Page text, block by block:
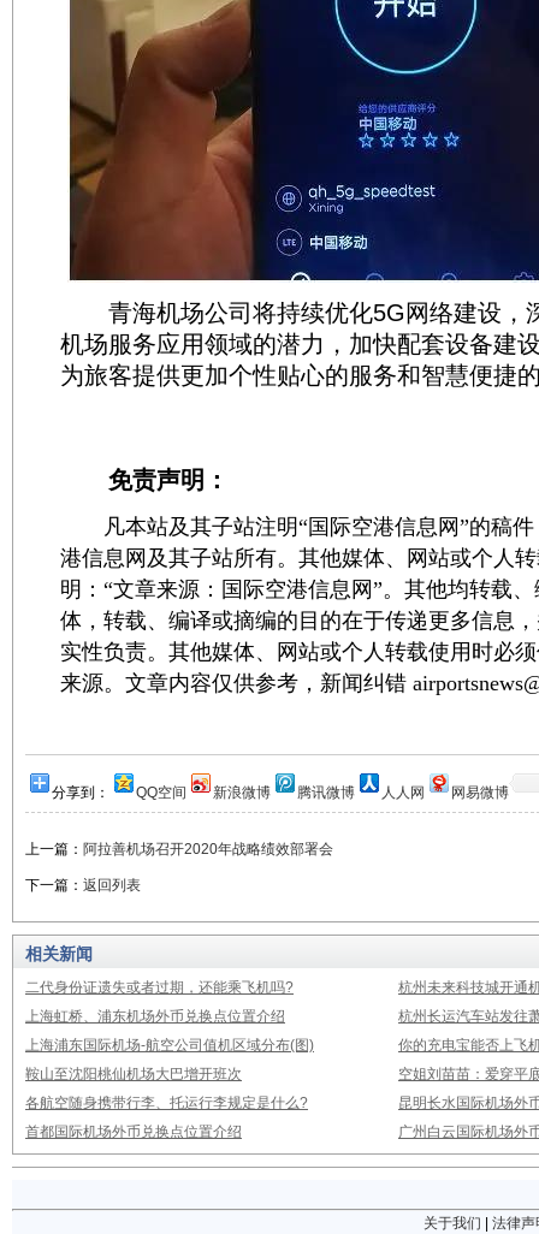
青海机场公司将持续优化5G网络建设，
机场服务应用领域的潜力，加快配套设备建
为旅客提供更加个性贴心的服务和智慧便捷
免责声明：
凡本站及其子站注明“国际空港信息网”的稿件
港信息网及其子站所有。其他媒体、网站或个人
明：“文章来源：国际空港信息网”。其他均转载
体，转载、编译或摘编的目的在于传递更多信息
实性负责。其他媒体、网站或个人转载使用时必
来源。文章内容仅供参考，新闻纠错
分享到： QQ空间 新浪微博 腾讯微博 人人网 网易微博
上一篇： 阿拉善机场召开2020年战略绩效部署会
下一篇： 返回列表
相关新闻
二代身份证遗失或者过期，还能乘飞机吗?
杭州未来科技城开通
上海虹桥、浦东机场外币兑换点位置介绍
杭州长运汽车站发往
上海浦东国际机场-航空公司值机区域分布(图)
你的充电宝能否上飞
鞍山至沈阳桃仙机场大巴增开班次
空姐刘苗苗：爱穿平
各航空随身携带行李、托运行李规定是什么?
昆明长水国际机场外
首都国际机场外币兑换点位置介绍
广州白云国际机场外
关于我们 法律声